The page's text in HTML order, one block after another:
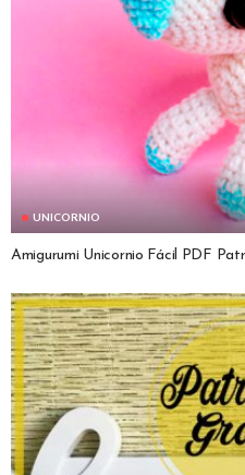
UNICORNIO
Amigurumi Unicornio Fácil PDF